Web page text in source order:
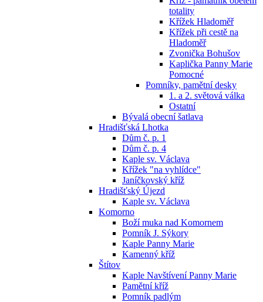
totality
Křížek Hladoměř
Křížek při cestě na
Hladoměř
Zvonička Bohušov
Kaplička Panny Marie
Pomocné
Pomníky, pamětní desky
1. a 2. světová válka
Ostatní
Bývalá obecní šatlava
Hradišťská Lhotka
Dům č. p. 1
Dům č. p. 4
Kaple sv. Václava
Křížek "na vyhlídce"
Janíčkovský kříž
Hradišťský Újezd
Kaple sv. Václava
Komorno
Boží muka nad Komornem
Pomník J. Sýkory
Kaple Panny Marie
Kamenný kříž
Štítov
Kaple Navštívení Panny Marie
Pamětní kříž
Pomník padlým